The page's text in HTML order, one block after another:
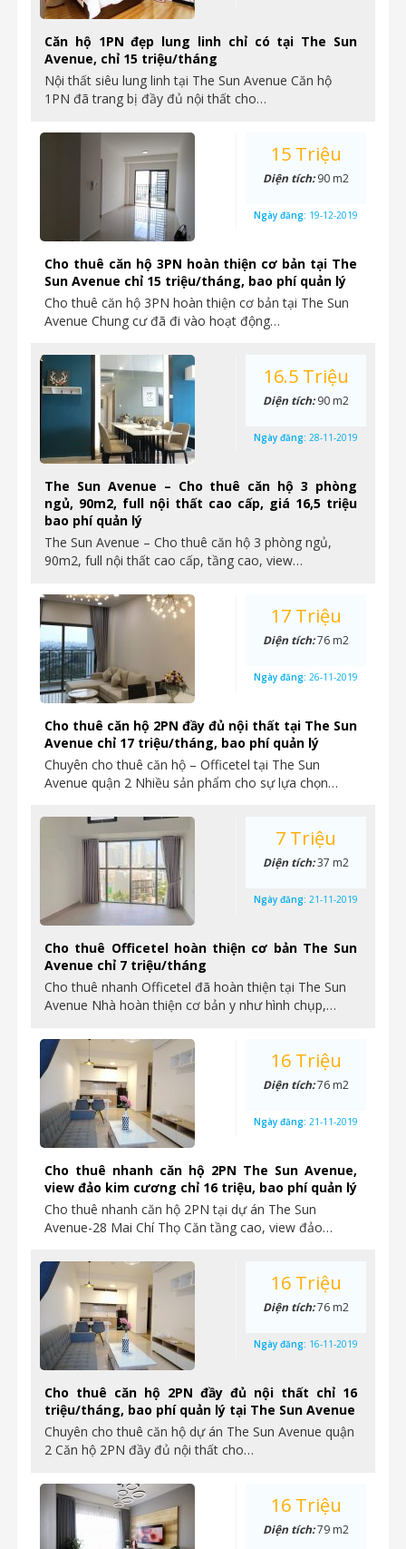
Căn hộ 1PN đẹp lung linh chỉ có tại The Sun
Avenue, chỉ 15 triệu/tháng
Nội thất siêu lung linh tại The Sun Avenue Căn hộ
1PN đã trang bị đầy đủ nội thất cho…
Cho thuê căn hộ 3PN hoàn thiện cơ bản tại The
Sun Avenue chỉ 15 triệu/tháng, bao phí quản lý
Cho thuê căn hộ 3PN hoàn thiện cơ bản tại The Sun
Avenue Chung cư đã đi vào hoạt động…
15 Triệu
Diện tích:90 m2
Ngày đăng: 19-12-2019
The Sun Avenue – Cho thuê căn hộ 3 phòng
ngủ, 90m2, full nội thất cao cấp, giá 16,5 triệu
bao phí quản lý
The Sun Avenue – Cho thuê căn hộ 3 phòng ngủ,
90m2, full nội thất cao cấp, tầng cao, view…
16.5 Triệu
Diện tích:90 m2
Ngày đăng: 28-11-2019
Cho thuê căn hộ 2PN đầy đủ nội thất tại The Sun
Avenue chỉ 17 triệu/tháng, bao phí quản lý
Chuyên cho thuê căn hộ – Officetel tại The Sun
Avenue quận 2 Nhiều sản phẩm cho sự lựa chọn…
17 Triệu
Diện tích:76 m2
Ngày đăng: 26-11-2019
Cho thuê Officetel hoàn thiện cơ bản The Sun
Avenue chỉ 7 triệu/tháng
Cho thuê nhanh Officetel đã hoàn thiện tại The Sun
Avenue Nhà hoàn thiện cơ bản y như hình chụp,…
7 Triệu
Diện tích:37 m2
Ngày đăng: 21-11-2019
Cho thuê nhanh căn hộ 2PN The Sun Avenue,
view đảo kim cương chỉ 16 triệu, bao phí quản lý
Cho thuê nhanh căn hộ 2PN tại dự án The Sun
Avenue-28 Mai Chí Thọ Căn tầng cao, view đảo…
16 Triệu
Diện tích:76 m2
Ngày đăng: 21-11-2019
Cho thuê căn hộ 2PN đầy đủ nội thất chỉ 16
triệu/tháng, bao phí quản lý tại The Sun Avenue
Chuyên cho thuê căn hộ dự án The Sun Avenue quận
2 Căn hộ 2PN đầy đủ nội thất cho…
16 Triệu
Diện tích:76 m2
Ngày đăng: 16-11-2019
16 Triệu
Diện tích:79 m2